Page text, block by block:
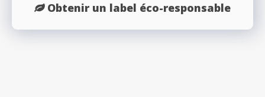
Obtenir un label éco-responsable